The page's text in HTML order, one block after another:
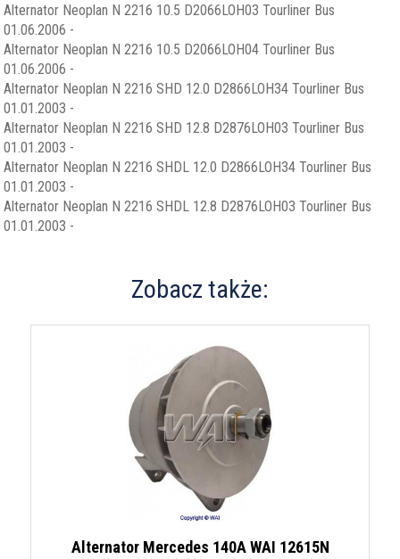
Alternator Neoplan N 2216 10.5 D2066LOH03 Tourliner Bus
01.06.2006 -
Alternator Neoplan N 2216 10.5 D2066LOH04 Tourliner Bus
01.06.2006 -
Alternator Neoplan N 2216 SHD 12.0 D2866LOH34 Tourliner Bus
01.01.2003 -
Alternator Neoplan N 2216 SHD 12.8 D2876LOH03 Tourliner Bus
01.01.2003 -
Alternator Neoplan N 2216 SHDL 12.0 D2866LOH34 Tourliner Bus
01.01.2003 -
Alternator Neoplan N 2216 SHDL 12.8 D2876LOH03 Tourliner Bus
01.01.2003 -
Zobacz także:
Alternator Mercedes 140A WAI 12615N